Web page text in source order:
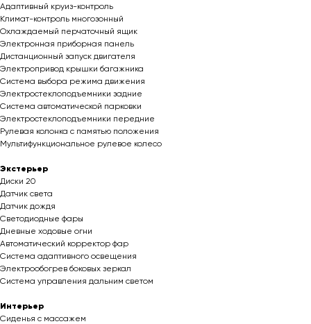
Адаптивный круиз-контроль
Климат-контроль многозонный
Охлаждаемый перчаточный ящик
Электронная приборная панель
Дистанционный запуск двигателя
Электропривод крышки багажника
Система выбора режима движения
Электростеклоподъемники задние
Система автоматической парковки
Электростеклоподъемники передние
Рулевая колонка с памятью положения
Мультифункциональное рулевое колесо
Экстерьер
Диски 20
Датчик света
Датчик дождя
Светодиодные фары
Дневные ходовые огни
Автоматический корректор фар
Система адаптивного освещения
Электрообогрев боковых зеркал
Система управления дальним светом
Интерьер
Сиденья с массажем